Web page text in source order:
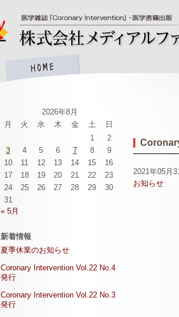
2021年05月
お知らせ
2026年8月
月
火 水 木 金 土
日
1
2
3
4 5 6 7 8
9
10
11 12 13 14 15
16
17
18 19 20 21 22
23
24
25 26 27 28 29
30
31
« 5月
新着情報
夏季休業のお知らせ
Coronary Intervention Vol.22 No.4
発行
Coronary Intervention Vol.22 No.3
発行